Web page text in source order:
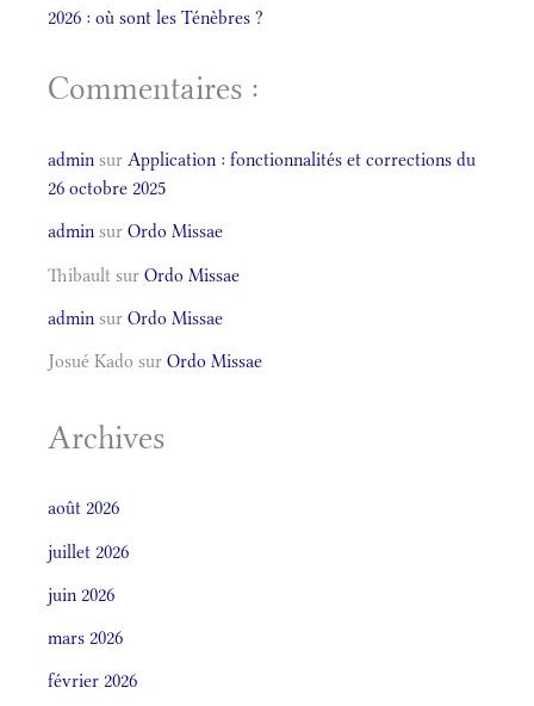
2026 : où sont les Ténèbres ?
Commentaires :
admin sur Application : fonctionnalités et corrections du
26 octobre 2025
admin sur Ordo Missae
Thibault sur Ordo Missae
admin sur Ordo Missae
Josué Kado sur Ordo Missae
Archives
août 2026
juillet 2026
juin 2026
mars 2026
février 2026